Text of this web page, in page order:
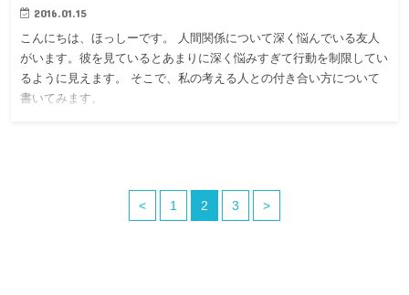
2016.01.15
こんにちは、ほっしーです。 人間関係について深く悩んでいる友人
がいます。彼を見ているとあまりに深く悩みすぎて行動を制限してい
るように見えます。 そこで、私の考える人との付き合い方について
書いてみます。
< 1 2 3 >